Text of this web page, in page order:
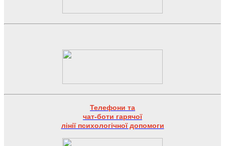
Телефони та
чат-боти гарячої
лінії психологічної допомоги